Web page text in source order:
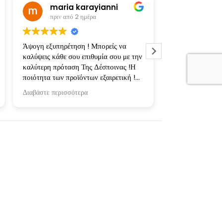
maria karayianni
πριν από 2 ημέρα
Άψογη εξυπηρέτηση ! Μπορείς να
καλύψεις κάθε σου επιθυμία σου με την
καλύτερη πρόταση Της Δέσποινας !Η
ποιότητα των προϊόντων εξαιρετική !
Ευχαριστώ πολύ για την συνεργασία !
Διαβάστε περισσότερα
εκτυπώσεις!